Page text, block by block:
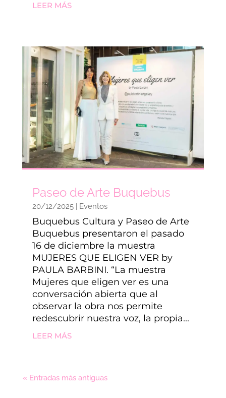
LEER MÁS
Paseo de Arte Buquebus
20/12/2025| Eventos
Buquebus Cultura y Paseo de Arte
Buquebus presentaron el pasado
16 de diciembre la muestra
MUJERES QUE ELIGEN VER by
PAULA BARBINI. “La muestra
Mujeres que eligen ver es una
conversación abierta que al
observar la obra nos permite
redescubrir nuestra voz, la propia...
LEER MÁS
« Entradas más antiguas